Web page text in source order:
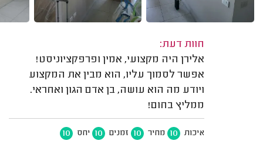
חוות דעת:
אלירן היה מקצועי, אמין ופרפקציוניסט!
אפשר לסמוך עליו, הוא מבין את המקצוע
ויודע מה הוא עושה, בן אדם הגון ואחראי.
ממליץ בחום!
איכות 10 מחיר 10 זמנים 10 יחס 10